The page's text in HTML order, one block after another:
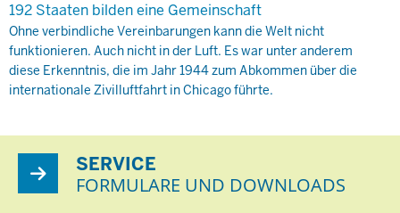
192 Staaten bilden eine Gemeinschaft
Ohne verbindliche Vereinbarungen kann die Welt nicht
funktionieren. Auch nicht in der Luft. Es war unter anderem
diese Erkenntnis, die im Jahr 1944 zum Abkommen über die
internationale Zivilluftfahrt in Chicago führte.
SERVICE
FORMULARE UND DOWNLOADS